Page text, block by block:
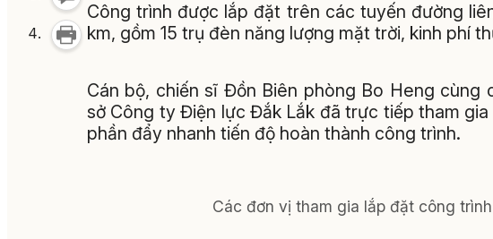
Công trình được lắp đặt trên các tuyến đường
km, gồm 15 trụ đèn năng lượng mặt trời, kinh phí
Cán bộ, chiến sĩ Đồn Biên phòng Bo Heng
sở Công ty Điện lực Đắk Lắk đã trực tiếp tham
phần đẩy nhanh tiến độ hoàn thành công trình.
Các đơn vị tham gia lắp đặt công